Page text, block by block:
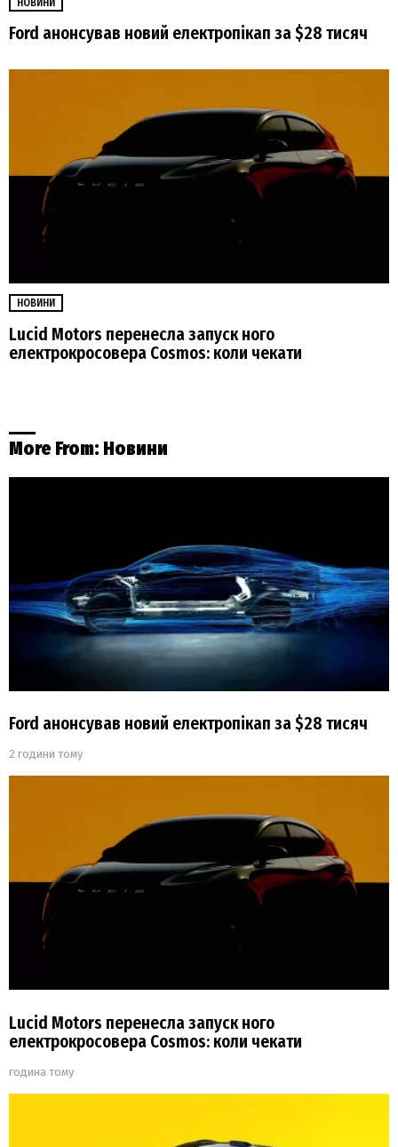
НОВИНИ
Ford анонсував новий електропікап за $28 тисяч
НОВИНИ
Lucid Motors перенесла запуск ного
електрокросовера Cosmos: коли чекати
More From: Новини
Ford анонсував новий електропікап за $28 тисяч
2 години тому
Lucid Motors перенесла запуск ного
електрокросовера Cosmos: коли чекати
година тому